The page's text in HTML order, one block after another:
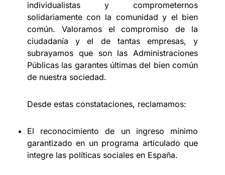
individualistas y comprometernos
solidariamente con la comunidad y el bien
común. Valoramos el compromiso de la
ciudadanía y el de tantas empresas, y
subrayamos que son las Administraciones
Públicas las garantes últimas del bien común
de nuestra sociedad.
Desde estas constataciones, reclamamos:
El reconocimiento de un ingreso mínimo
garantizado en un programa articulado que
integre las políticas sociales en España.